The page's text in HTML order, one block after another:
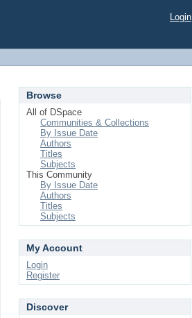
Login
Browse
All of DSpace
Communities & Collections
By Issue Date
Authors
Titles
Subjects
This Community
By Issue Date
Authors
Titles
Subjects
My Account
Login
Register
Discover